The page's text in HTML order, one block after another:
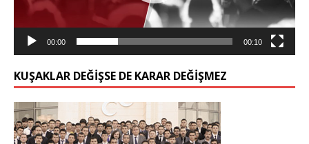
00:00 00:10
KUŞAKLAR DEĞIŞSE DE KARAR DEĞIŞMEZ